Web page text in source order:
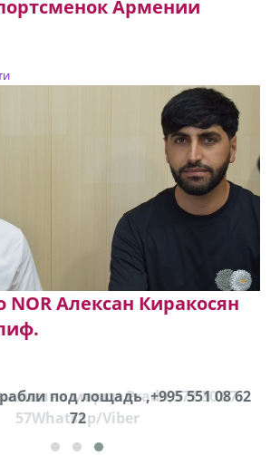
Армении
NOR Алексан Киракосян
марки Prado,571 30 57
57Whatsap/Viber
под лощадь ,+995 551 08 62
72